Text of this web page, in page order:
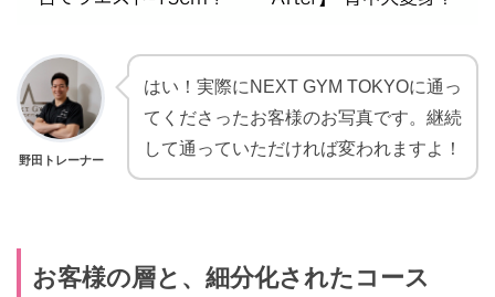
野田トレーナー
はい！実際にNEXT GYM TOKYOに通っ
てくださったお客様のお写真です。継続
して通っていただければ変われますよ！
お客様の層と、細分化されたコース